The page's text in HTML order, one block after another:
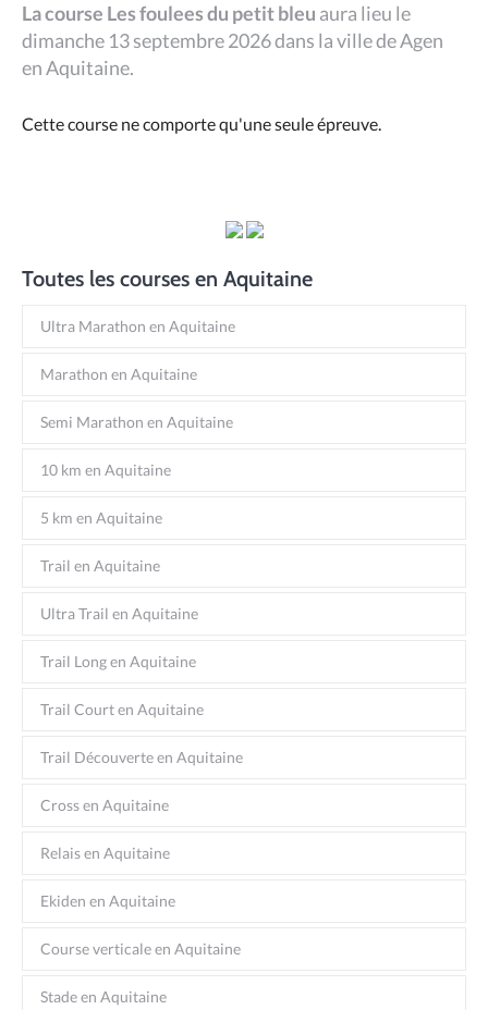
La course Les foulees du petit bleu aura lieu le
dimanche 13 septembre 2026 dans la ville de Agen
en Aquitaine.
Cette course ne comporte qu'une seule épreuve.
Toutes les courses en Aquitaine
Ultra Marathon en Aquitaine
Marathon en Aquitaine
Semi Marathon en Aquitaine
10 km en Aquitaine
5 km en Aquitaine
Trail en Aquitaine
Ultra Trail en Aquitaine
Trail Long en Aquitaine
Trail Court en Aquitaine
Trail Découverte en Aquitaine
Cross en Aquitaine
Relais en Aquitaine
Ekiden en Aquitaine
Course verticale en Aquitaine
Stade en Aquitaine